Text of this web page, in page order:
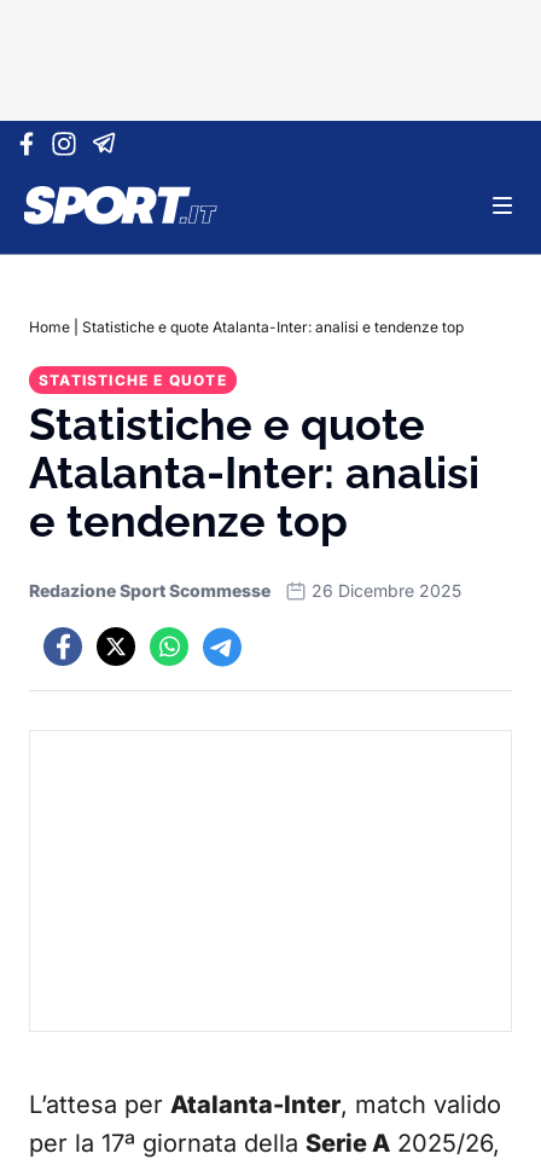
Vai al contenuto
Home Statistiche e quote Atalanta-Inter: analisi e tendenze top
STATISTICHE E QUOTE
Statistiche e quote
Atalanta-Inter: analisi
e tendenze top
Redazione Sport Scommesse 26 Dicembre 2025
L’attesa per Atalanta-Inter, match valido
per la 17ª giornata della Serie A 2025/26,